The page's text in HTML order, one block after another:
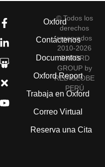
Oxford
Contáctenos
Documentos
Oxford Report
Trabaja en Oxford
Correo Virtual
Reserva una Cita
© Todos los
derechos
reservados
2010-2026
OXFORD
GROUP by
RED GLOBE
PERÚ